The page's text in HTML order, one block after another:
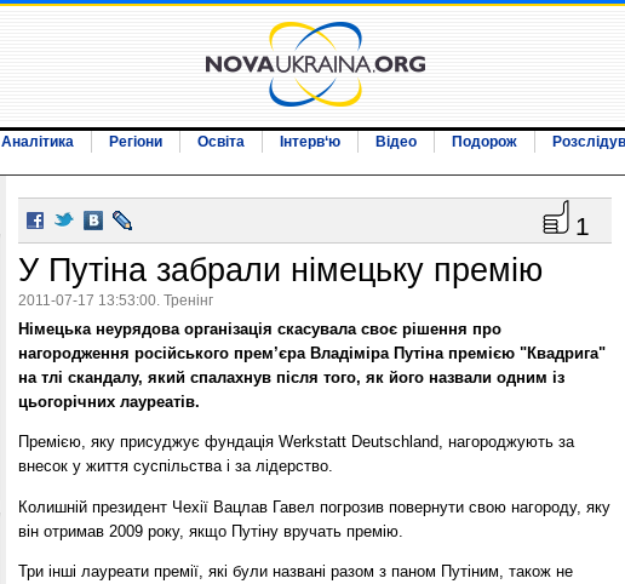
Аналітика Регіони Освіта Інтерв‘ю Відео Подорож
1
У Путіна забрали німецьку премію
2011-07-17 13:53:00. Тренінг
Німецька неурядова організація скасувала своє рішення про
нагородження російського прем’єра Владіміра Путіна премією "Квадрига"
на тлі скандалу, який спалахнув після того, як його назвали одним із
цьогорічних лауреатів.
Премією, яку присуджує фундація Werkstatt Deutschland, нагороджують за
внесок у життя суспільства і за лідерство.
Колишній президент Чехії Вацлав Гавел погрозив повернути свою нагороду, яку
він отримав 2009 року, якщо Путіну вручать премію.
Три інші лауреати премії, які були названі разом з паном Путіним, також не